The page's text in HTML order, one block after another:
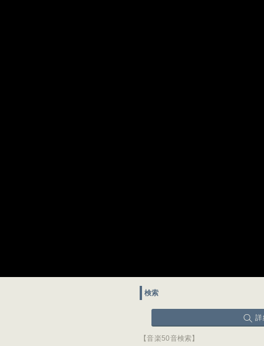
検索
詳
【音楽50音検索】